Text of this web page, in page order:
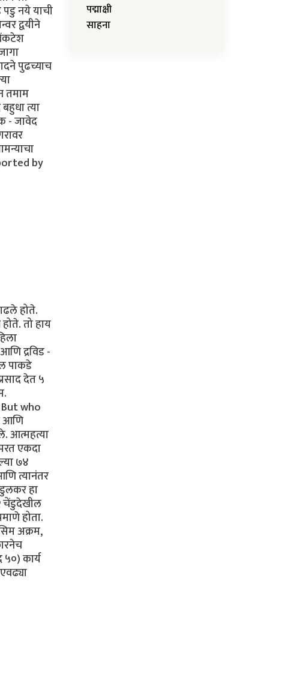
पडु नये याची
द्वयीने
पुढच्याच
तमाम
त्या
- जावेद
by
होते.
तो हाय
द्रविड -
पाकडे
देत ५
But who
आणि
आत्महत्या
एकदा
७४
त्यानंतर
हा
चेंडुदेखील
होता.
अक्रम,
कार्य
पद्माक्षी
साहना